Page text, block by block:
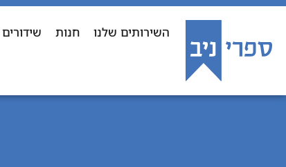
השירותים שלנו חנות שידורים